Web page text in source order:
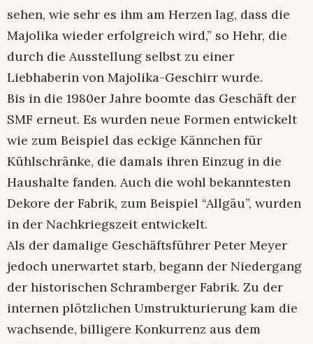
sehen, wie sehr es ihm am Herzen lag, dass die
Majolika wieder erfolgreich wird,” so Hehr, die
durch die Ausstellung selbst zu einer
Liebhaberin von Majolika-Geschirr wurde.
Bis in die 1980er Jahre boomte das Geschäft der
SMF erneut. Es wurden neue Formen entwickelt
wie zum Beispiel das eckige Kännchen für
Kühlschränke, die damals ihren Einzug in die
Haushalte fanden. Auch die wohl bekanntesten
Dekore der Fabrik, zum Beispiel “Allgäu”, wurden
in der Nachkriegszeit entwickelt.
Als der damalige Geschäftsführer Peter Meyer
jedoch unerwartet starb, begann der Niedergang
der historischen Schramberger Fabrik. Zu der
internen plötzlichen Umstrukturierung kam die
wachsende, billigere Konkurrenz aus dem